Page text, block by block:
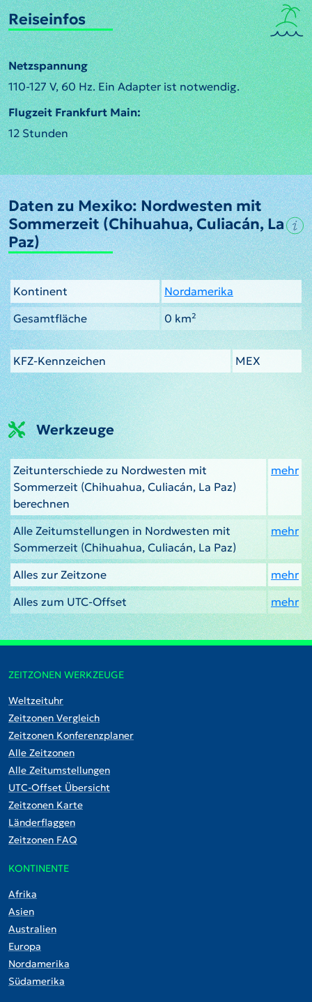
Reiseinfos
Netzspannung
110-127 V, 60 Hz. Ein Adapter ist notwendig.
Flugzeit Frankfurt Main:
12 Stunden
Daten zu Mexiko: Nordwesten mit
Sommerzeit (Chihuahua, Culiacán, La
Paz)
Kontinent
Nordamerika
Gesamtfläche
0 km²
KFZ-Kennzeichen MEX
Werkzeuge
Zeitunterschiede zu Nordwesten mit
Sommerzeit (Chihuahua, Culiacán, La Paz)
berechnen
mehr
Alle Zeitumstellungen in Nordwesten mit
Sommerzeit (Chihuahua, Culiacán, La Paz)
mehr
Alles zur Zeitzone
mehr
Alles zum UTC-Offset
mehr
ZEITZONEN WERKZEUGE
Weltzeituhr
Zeitzonen Vergleich
Zeitzonen Konferenzplaner
Alle Zeitzonen
Alle Zeitumstellungen
UTC-Offset Übersicht
Zeitzonen Karte
Länderflaggen
Zeitzonen FAQ
KONTINENTE
Afrika
Asien
Australien
Europa
Nordamerika
Südamerika